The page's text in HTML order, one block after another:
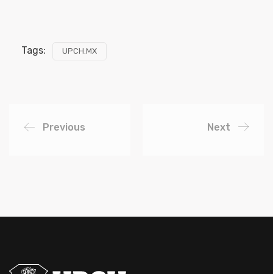
Tags: UPCH.MX
Previous Next